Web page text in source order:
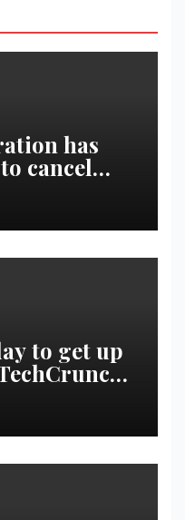
has
cancel
|
to get up
|